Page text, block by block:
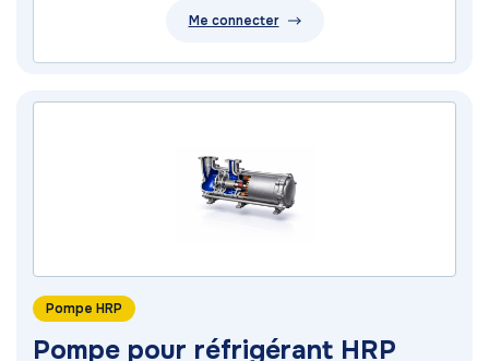
Me connecter
Pompe HRP
Pompe pour réfrigérant HRP